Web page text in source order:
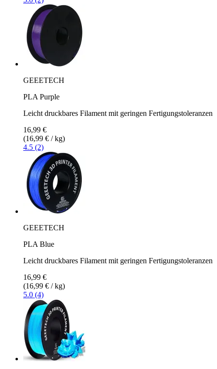
GEEETECH
PLA Purple
Leicht druckbares Filament mit geringen Fertigungstoleranzen
16,99 €
(16,99 € / kg)
4.5 (2)
GEEETECH
PLA Blue
Leicht druckbares Filament mit geringen Fertigungstoleranzen
16,99 €
(16,99 € / kg)
5.0 (4)